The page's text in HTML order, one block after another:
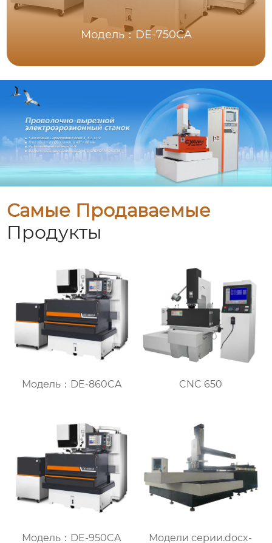
Модель：DE-750CA
Самые Продаваемые
Продукты
Модель：DE-860CA CNC 650
Модель：DE-950CA Модели серии.docx-